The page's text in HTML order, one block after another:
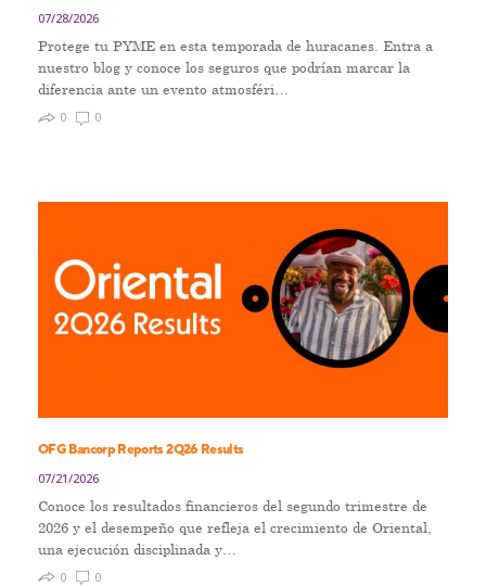
07/28/2026
Protege tu PYME en esta temporada de huracanes. Entra a
nuestro blog y conoce los seguros que podrían marcar la
diferencia ante un evento atmosféri…
0 0
OFG Bancorp Reports 2Q26 Results
07/21/2026
Conoce los resultados financieros del segundo trimestre de
2026 y el desempeño que refleja el crecimiento de Oriental,
una ejecución disciplinada y…
0 0